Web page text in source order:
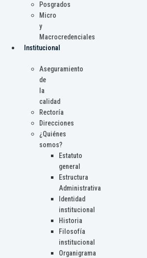
Posgrados
Micro
y
Macrocredenciales
Institucional
Aseguramiento
de
la
calidad
Rectoría
Direcciones
¿Quiénes
somos?
Estatuto
general
Estructura
Administrativa
Identidad
institucional
Historia
Filosofía
institucional
Organigrama